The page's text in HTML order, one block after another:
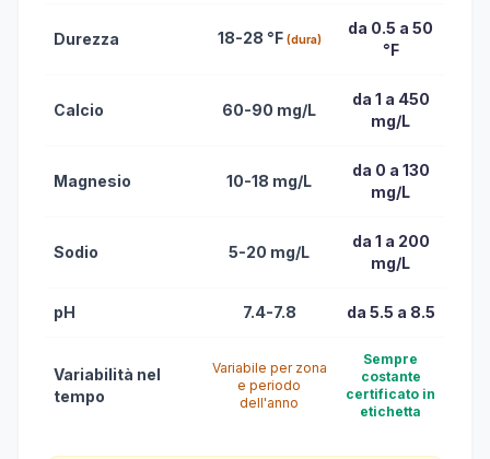
Durezza 18-28 °F (dura)
da 0.5 a 50
°F
Calcio 60-90 mg/L
da 1 a 450
mg/L
Magnesio 10-18 mg/L
da 0 a 130
mg/L
Sodio 5-20 mg/L
da 1 a 200
mg/L
pH 7.4-7.8 da 5.5 a 8.5
Variabilità nel
tempo
Variabile per zona
e periodo
dell'anno
Sempre
costante
certificato in
etichetta